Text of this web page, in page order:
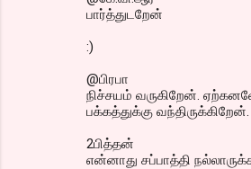
பார்த்துடறேன்
:)
@பிரபா
நிச்சயம் வருகிறேன்.
பக்கத்துக்கு வந்திருக்கிறேன்.
2பித்தன்
என்னாது சப்பாத்தி